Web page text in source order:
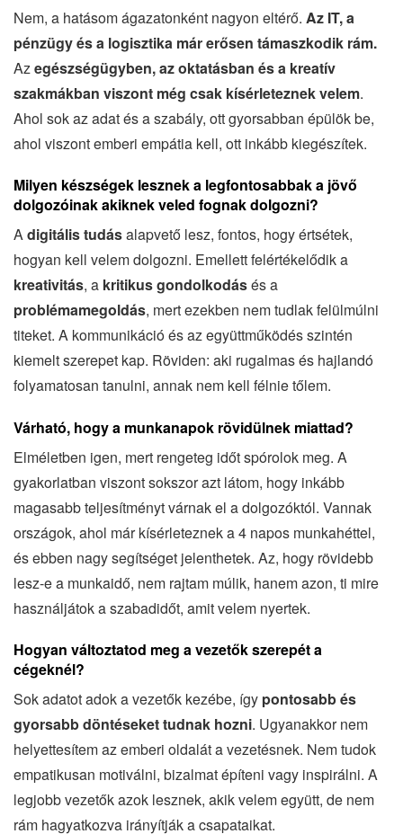
Nem, a hatásom ágazatonként nagyon eltérő. Az IT, a
pénzügy és a logisztika már erősen támaszkodik rám.
Azegészségügyben, az oktatásban és a kreatív
szakmákban viszont még csak kísérleteznek velem.
Ahol sok az adat és a szabály, ott gyorsabban épülök be,
ahol viszont emberi empátia kell, ott inkább kiegészítek.
Milyen készségek lesznek a legfontosabbak a jövő
dolgozóinak akiknek veled fognak dolgozni?
Adigitális tudásalapvető lesz, fontos, hogy értsétek,
hogyan kell velem dolgozni. Emellett felértékelődik a
kreativitás, a kritikus gondolkodásés a
problémamegoldás, mert ezekben nem tudlak felülmúlni
titeket. A kommunikáció és az együttműködés szintén
kiemelt szerepet kap. Röviden: aki rugalmas és hajlandó
folyamatosan tanulni, annak nem kell félnie tőlem.
Várható, hogy a munkanapok rövidülnek miattad?
Elméletben igen, mert rengeteg időt spórolok meg. A
gyakorlatban viszont sokszor azt látom, hogy inkább
magasabb teljesítményt várnak el a dolgozóktól. Vannak
országok, ahol már kísérleteznek a 4 napos munkahéttel,
és ebben nagy segítséget jelenthetek. Az, hogy rövidebb
lesz-e a munkaidő, nem rajtam múlik, hanem azon, ti mire
használjátok a szabadidőt, amit velem nyertek.
Hogyan változtatod meg a vezetők szerepét a
cégeknél?
Sok adatot adok a vezetők kezébe, így pontosabb és
gyorsabb döntéseket tudnak hozni. Ugyanakkor nem
helyettesítem az emberi oldalát a vezetésnek. Nem tudok
empatikusan motiválni, bizalmat építeni vagy inspirálni. A
legjobb vezetők azok lesznek, akik velem együtt, de nem
rám hagyatkozva irányítják a csapataikat.